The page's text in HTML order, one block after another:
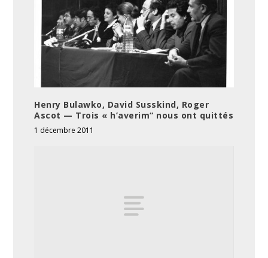
Henry Bulawko, David Susskind, Roger
Ascot — Trois « h’averim“ nous ont quittés
1 décembre 2011